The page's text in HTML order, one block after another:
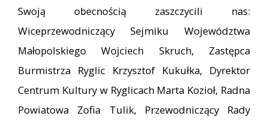
Swoją obecnością zaszczycili nas:
Wiceprzewodniczący Sejmiku Województwa
Małopolskiego Wojciech Skruch, Zastępca
Burmistrza Ryglic Krzysztof Kukułka, Dyrektor
Centrum Kultury w Ryglicach Marta Kozioł, Radna
Powiatowa Zofia Tulik, Przewodniczący Rady